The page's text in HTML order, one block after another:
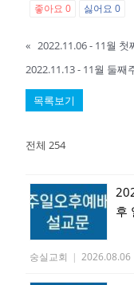
좋아요0 싫어요0
«
목록보기
전체 254
후
숭실교회 | 2026.08.06